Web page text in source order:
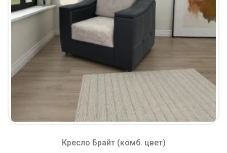
Кресло Брайт (комб. цвет)